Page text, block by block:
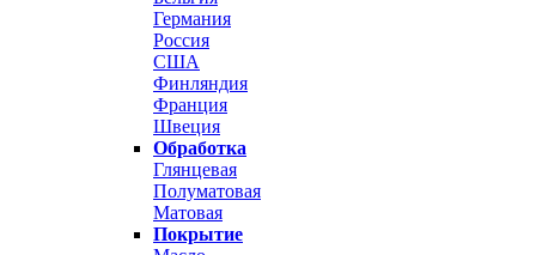
Германия
Россия
США
Финляндия
Франция
Швеция
Обработка
Глянцевая
Полуматовая
Матовая
Покрытие